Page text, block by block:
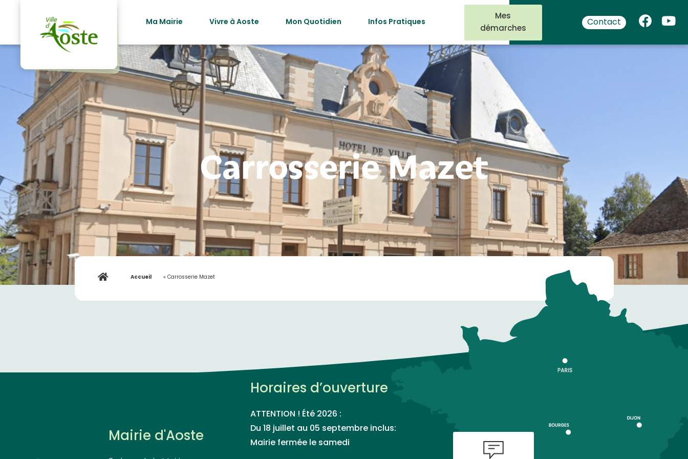
Ma Mairie
Vivre à Aoste Mon Quotidien Infos Pratiques
Mes
démarches
Contact
Carrosserie Mazet
Accueil » Carrosserie Mazet
Mairie d'Aoste
Horaires d’ouverture
ATTENTION ! Été 2026 :
Du 18 juillet au 05 septembre inclus:
Mairie fermée le samedi